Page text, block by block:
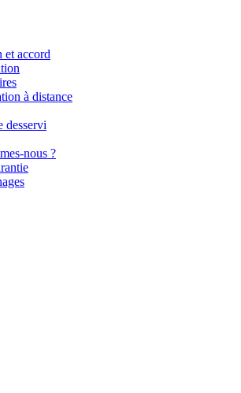
et accord
à distance
desservi
nous ?